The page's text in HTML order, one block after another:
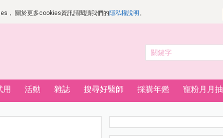
， 關於更多cookies資訊請閱讀我們的隱私權說明 。
用 活動 雜誌 搜尋好醫師 採購年鑑 寵粉月月抽